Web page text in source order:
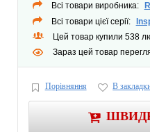
Всі товари виробника:
Всі товари цієї серії:
Цей товар купили 538
Зараз цей товар
Порівняння В